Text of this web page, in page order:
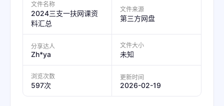
文件名称
2024三支一扶网课资
料汇总
文件来源
第三方网盘
分享达人
Zh*ya
文件大小
未知
浏览次数
597次
更新时间
2026-02-19